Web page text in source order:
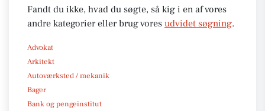
Fandt du ikke, hvad du søgte, så kig i en af vores
andre kategorier eller brug vores udvidet søgning.
Advokat
Arkitekt
Autoværksted / mekanik
Bager
Bank og pengeinstitut